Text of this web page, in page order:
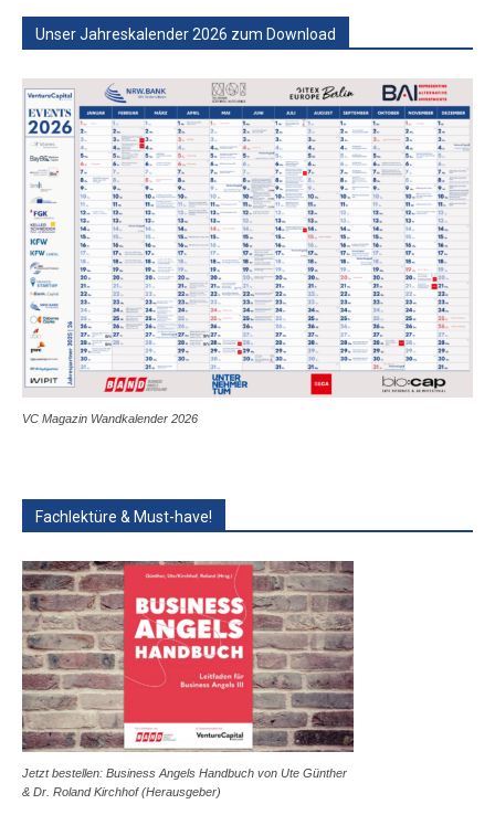
Unser Jahreskalender 2026 zum Download
VC Magazin Wandkalender 2026
Fachlektüre & Must-have!
Jetzt bestellen: Business Angels Handbuch von Ute Günther
& Dr. Roland Kirchhof (Herausgeber)